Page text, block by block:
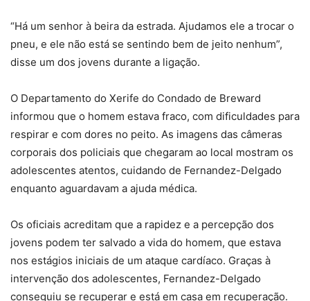
“Há um senhor à beira da estrada. Ajudamos ele a trocar o
pneu, e ele não está se sentindo bem de jeito nenhum”,
disse um dos jovens durante a ligação.
O Departamento do Xerife do Condado de Breward
informou que o homem estava fraco, com dificuldades para
respirar e com dores no peito. As imagens das câmeras
corporais dos policiais que chegaram ao local mostram os
adolescentes atentos, cuidando de Fernandez-Delgado
enquanto aguardavam a ajuda médica.
Os oficiais acreditam que a rapidez e a percepção dos
jovens podem ter salvado a vida do homem, que estava
nos estágios iniciais de um ataque cardíaco. Graças à
intervenção dos adolescentes, Fernandez-Delgado
conseguiu se recuperar e está em casa em recuperação.